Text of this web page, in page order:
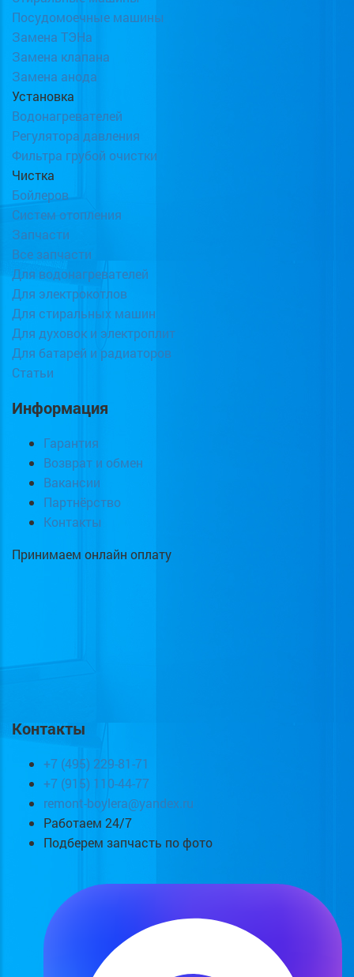
Посудомоечные машины
Замена ТЭНа
Замена клапана
Замена анода
Установка
Водонагревателей
Регулятора давления
Фильтра грубой очистки
Чистка
Бойлеров
Систем отопления
Запчасти
Все запчасти
Для водонагревателей
Для электрокотлов
Для стиральных машин
Для духовок и электроплит
Для батарей и радиаторов
Статьи
Информация
Гарантия
Возврат и обмен
Вакансии
Партнёрство
Контакты
Принимаем онлайн оплату
Контакты
+7 (495) 229-81-71
+7 (915) 110-44-77
remont-boylera@yandex.ru
Работаем 24/7
Подберем запчасть по фото